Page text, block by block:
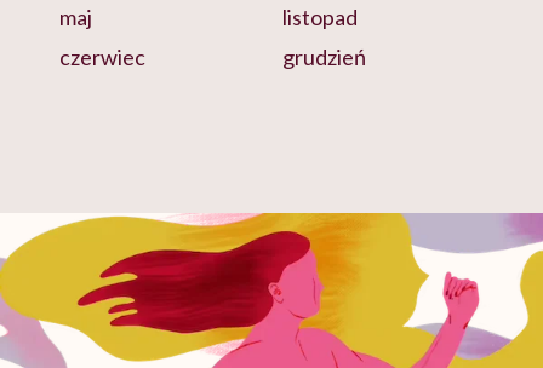
maj
czerwiec
listopad
grudzień